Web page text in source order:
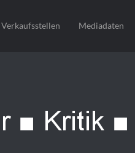
Verkaufsstellen Mediadaten